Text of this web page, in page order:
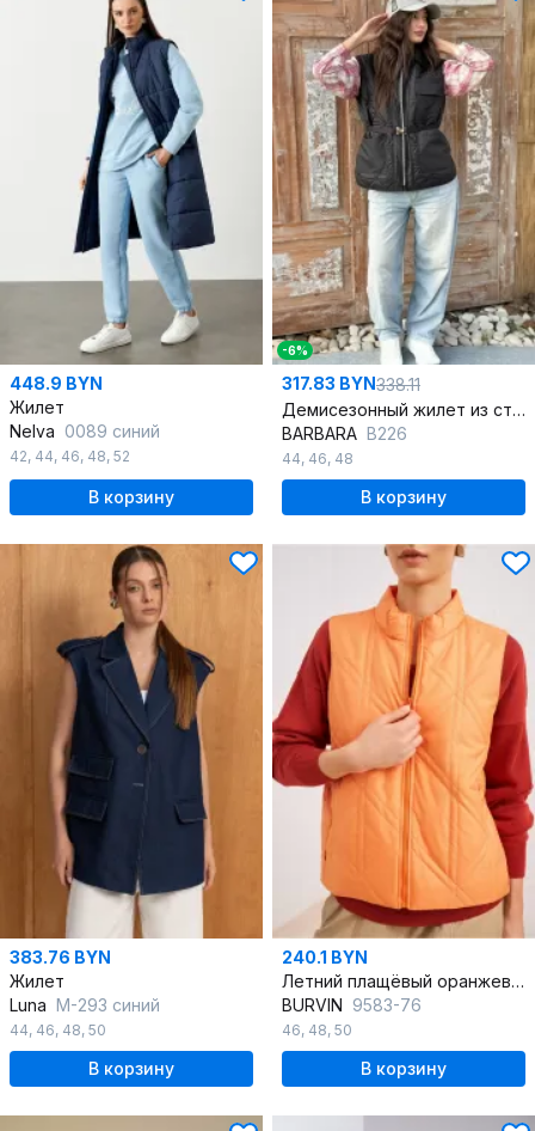
448.9 BYN
Жилет
Nelva 0089 синий
42, 44, 46, 48, 52
В корзину
-6%
317.83 BYN338.11
Демисезонный жилет из стеганной плащевой ткани с карманами
BARBARA В226
44, 46, 48
В корзину
383.76 BYN
Жилет
Luna М-293 синий
44, 46, 48, 50
В корзину
240.1 BYN
Летний плащёвый оранжевый жилет для ярких образов
BURVIN 9583-76
46, 48, 50
В корзину